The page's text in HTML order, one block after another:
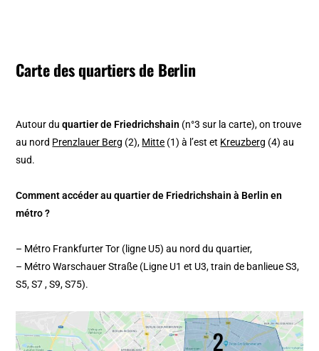
Carte des quartiers de Berlin
Autour duquartier de Friedrichshain (n°3 sur la carte), on trouve
au nord Prenzlauer Berg (2), Mitte (1) à l’est et Kreuzberg (4) au
sud.
Comment accéder au quartier de Friedrichshain à Berlin en
métro ?
– Métro Frankfurter Tor (ligne U5) au nord du quartier,
– Métro Warschauer Straße (Ligne U1 et U3, train de banlieue S3,
S5, S7 , S9, S75).